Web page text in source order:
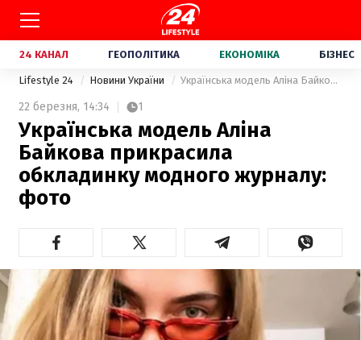
24 КАНАЛ ГЕОПОЛІТИКА ЕКОНОМІКА БІЗНЕС
Lifestyle 24 Новини України Українська модель Аліна Байкова прикрасила обкладинку модного журналу: фото
22 березня, 14:34 1
Українська модель Аліна
Байкова прикрасила
обкладинку модного журналу:
фото